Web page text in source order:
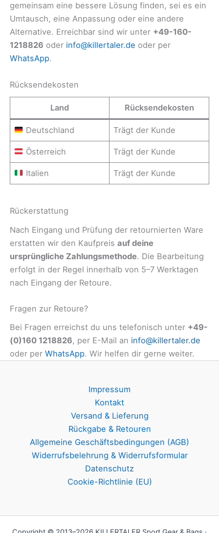
gemeinsam eine bessere Lösung finden, sei es ein
Umtausch, eine Anpassung oder eine andere
Alternative. Erreichbar sind wir unter +49-160-
1218826 oder info@killertaler.de oder per
WhatsApp.
Rücksendekosten
Land Rücksendekosten
Deutschland Trägt der Kunde
Österreich Trägt der Kunde
Italien Trägt der Kunde
Rückerstattung
Nach Eingang und Prüfung der retournierten Ware
erstatten wir den Kaufpreis auf deine
ursprüngliche Zahlungsmethode. Die Bearbeitung
erfolgt in der Regel innerhalb von 5–7 Werktagen
nach Eingang der Retoure.
Fragen zur Retoure?
Bei Fragen erreichst du uns telefonisch unter +49-
(0)160 1218826, per E-Mail an info@killertaler.de
oder per WhatsApp. Wir helfen dir gerne weiter.
Impressum
Kontakt
Versand & Lieferung
Rückgabe & Retouren
Allgemeine Geschäftsbedingungen (AGB)
Widerrufsbelehrung & Widerrufsformular
Datenschutz
Cookie-Richtlinie (EU)